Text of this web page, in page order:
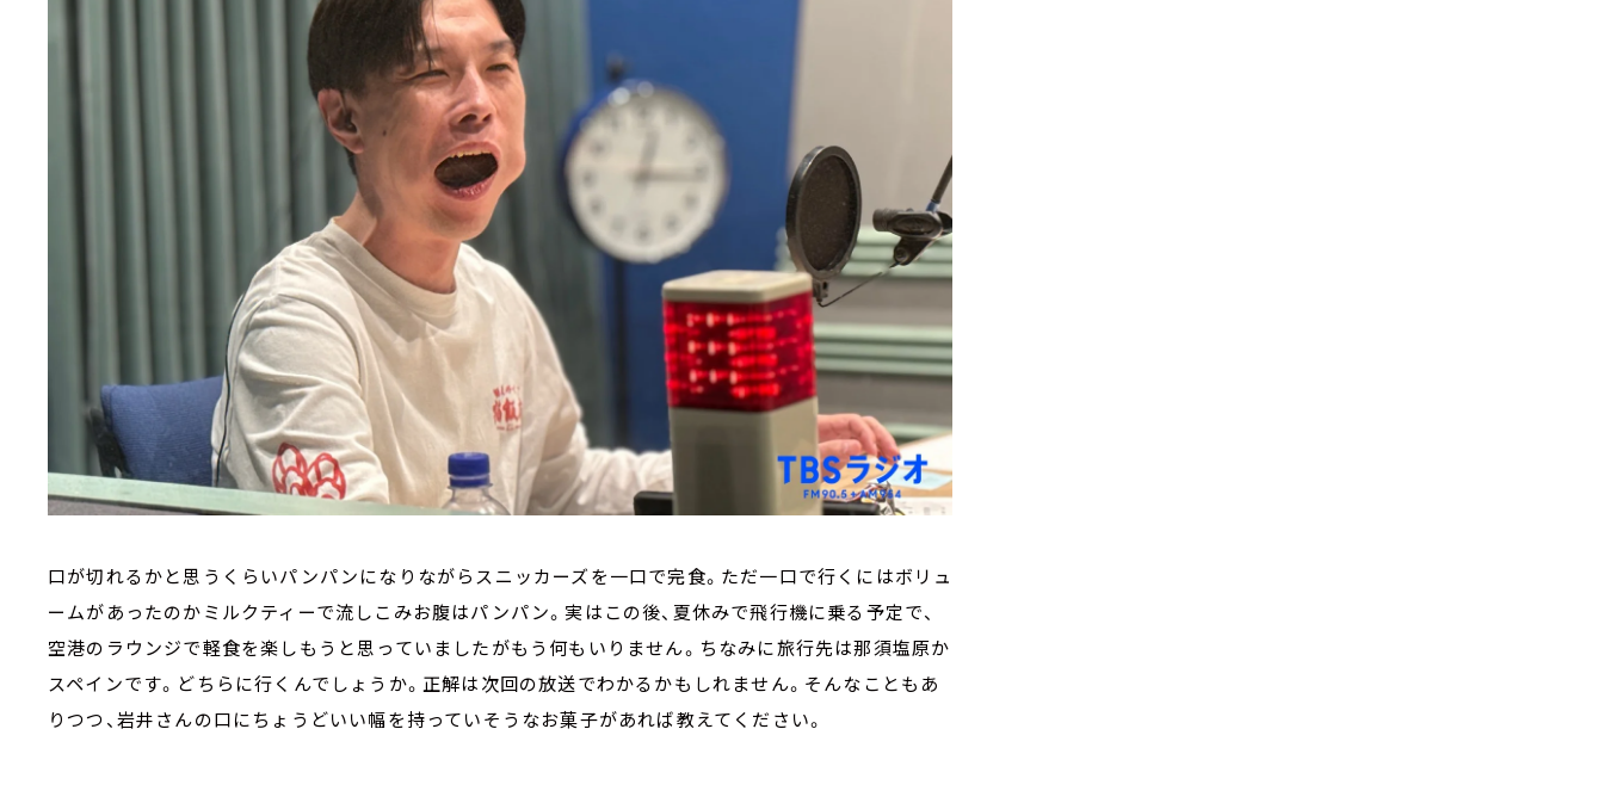
口が切れるかと思うくらいパンパンになりながらスニッカーズを一口で完食。ただ一口で行くにはボリュ
ームがあったのかミルクティーで流しこみお腹はパンパン。実はこの後、夏休みで飛行機に乗る予定で、
空港のラウンジで軽食を楽しもうと思っていましたがもう何もいりません。ちなみに旅行先は那須塩原か
スペインです。どちらに行くんでしょうか。正解は次回の放送でわかるかもしれません。そんなこともあ
りつつ、岩井さんの口にちょうどいい幅を持っていそうなお菓子があれば教えてください。